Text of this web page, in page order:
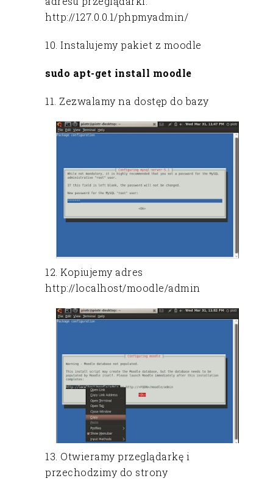
http://127.0.0.1/phpmyadmin/
10. Instalujemy pakiet z moodle
sudo apt-get install moodle
11. Zezwalamy na dostęp do bazy
12. Kopiujemy adres
http://localhost/moodle/admin
13. Otwieramy przeglądarkę i
przechodzimy do strony